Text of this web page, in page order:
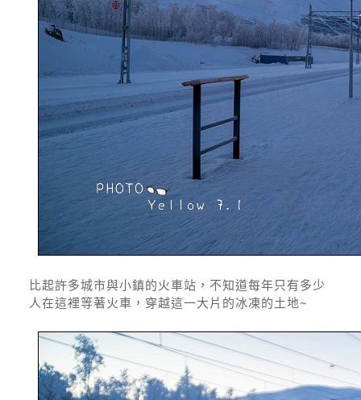
比起許多城市與小鎮的火車站，不知道每年只有多少
人在這裡等著火車，穿越這一大片的冰凍的土地~